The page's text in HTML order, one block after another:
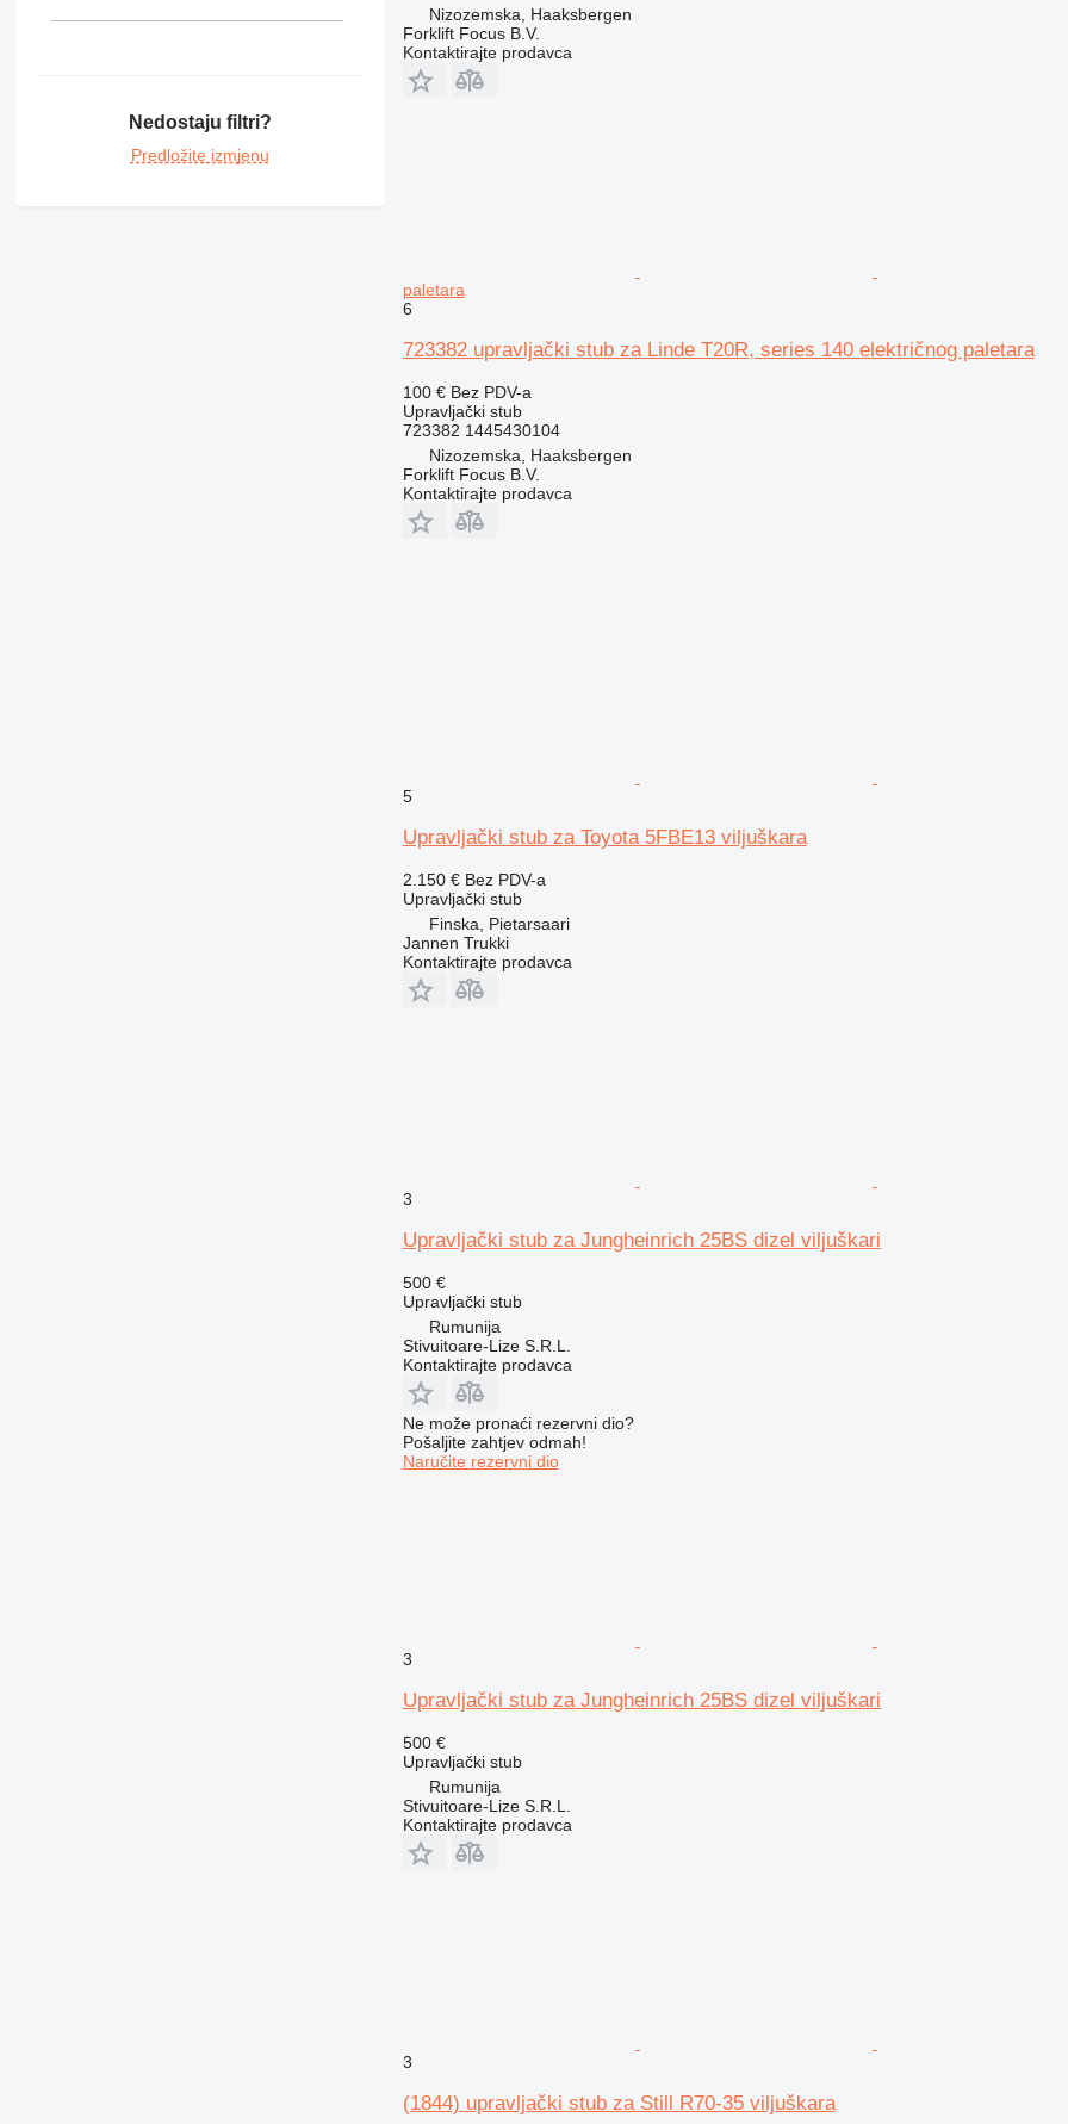
Nedostaju filtri?
Predložite izmjenu
Nizozemska, Haaksbergen
Forklift Focus B.V.
Kontaktirajte prodavca
paletara
6
723382 upravljački stub za Linde T20R, series 140 električnog paletara
100 € Bez PDV-a
Upravljački stub
723382 1445430104
Nizozemska, Haaksbergen
Forklift Focus B.V.
Kontaktirajte prodavca
5
Upravljački stub za Toyota 5FBE13 viljuškara
2.150 € Bez PDV-a
Upravljački stub
Finska, Pietarsaari
Jannen Trukki
Kontaktirajte prodavca
3
Upravljački stub za Jungheinrich 25BS dizel viljuškari
500 €
Upravljački stub
Rumunija
Stivuitoare-Lize S.R.L.
Kontaktirajte prodavca
Ne može pronaći rezervni dio?
Pošaljite zahtjev odmah!
Naručite rezervni dio
3
Upravljački stub za Jungheinrich 25BS dizel viljuškari
500 €
Upravljački stub
Rumunija
Stivuitoare-Lize S.R.L.
Kontaktirajte prodavca
3
(1844) upravljački stub za Still R70-35 viljuškara